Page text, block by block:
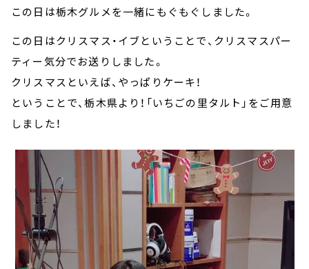
この日は栃木グルメを一緒にもぐもぐしました。
この日はクリスマス・イブということで、クリスマスパー
ティー気分でお送りしました。
クリスマスといえば、やっぱりケーキ！
ということで、栃木県より！「いちごの里タルト」をご用意
しました！